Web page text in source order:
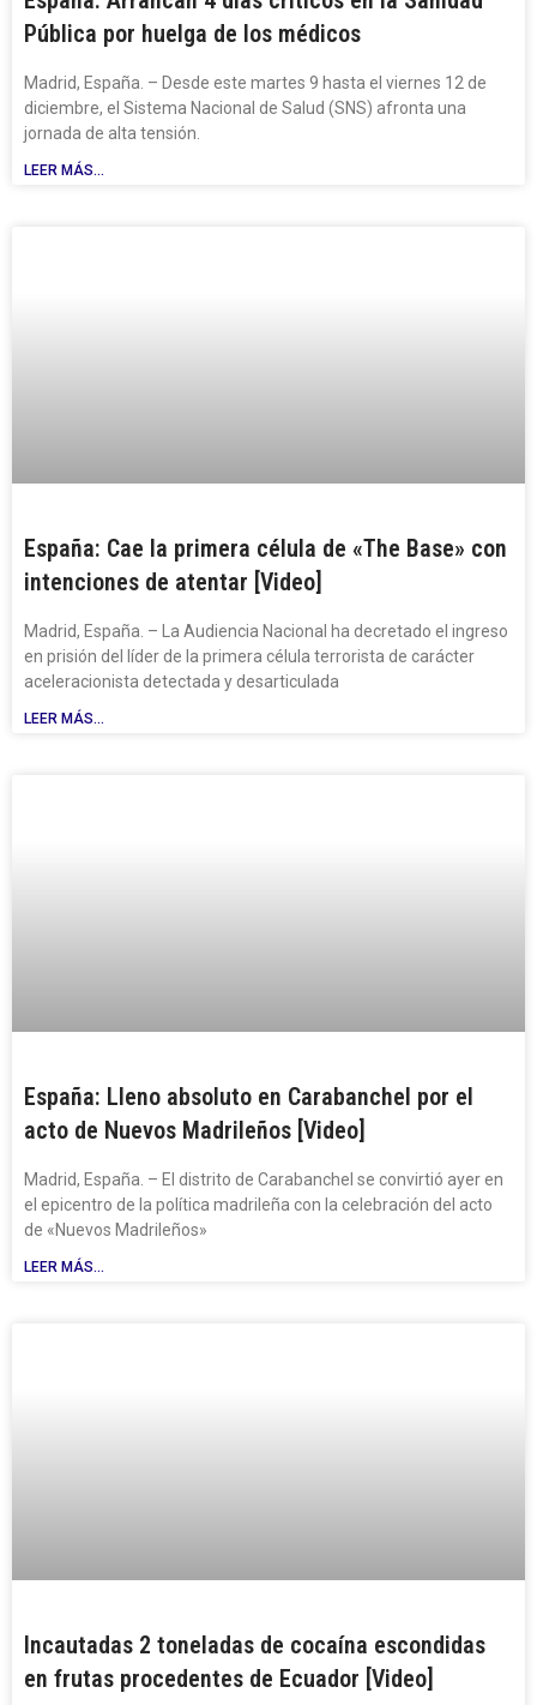
Pública por huelga de los médicos
Madrid, España. – Desde este martes 9 hasta el viernes 12 de
diciembre, el Sistema Nacional de Salud (SNS) afronta una
jornada de alta tensión.
LEER MÁS...
España: Cae la primera célula de «The Base» con
intenciones de atentar [Video]
Madrid, España. – La Audiencia Nacional ha decretado el ingreso
en prisión del líder de la primera célula terrorista de carácter
aceleracionista detectada y desarticulada
LEER MÁS...
España: Lleno absoluto en Carabanchel por el
acto de Nuevos Madrileños [Video]
Madrid, España. – El distrito de Carabanchel se convirtió ayer en
el epicentro de la política madrileña con la celebración del acto
de «Nuevos Madrileños»
LEER MÁS...
Incautadas 2 toneladas de cocaína escondidas
en frutas procedentes de Ecuador [Video]